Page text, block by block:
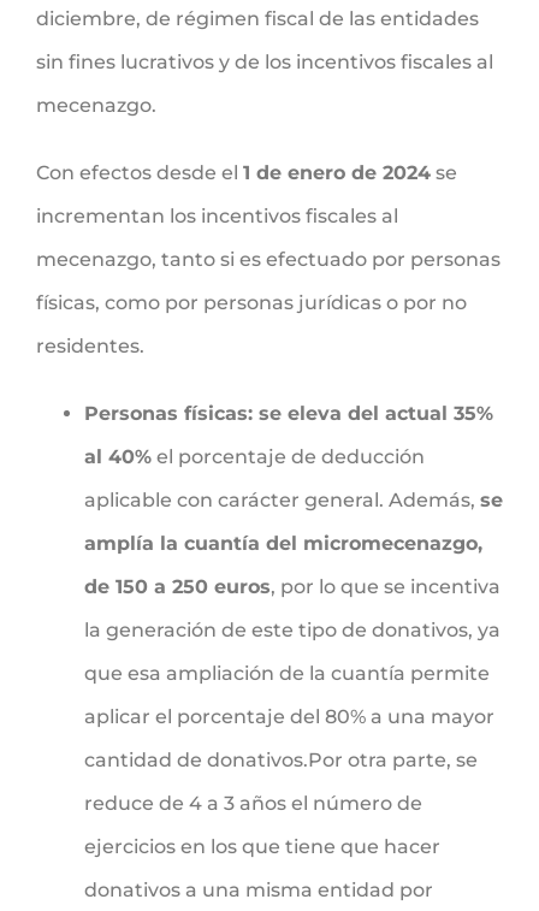
diciembre, de régimen fiscal de las entidades
sin fines lucrativos y de los incentivos fiscales al
mecenazgo.
Con efectos desde el 1 de enero de 2024 se
incrementan los incentivos fiscales al
mecenazgo, tanto si es efectuado por personas
físicas, como por personas jurídicas o por no
residentes.
Personas físicas: se eleva del actual 35%
al 40% el porcentaje de deducción
aplicable con carácter general. Además, se
amplía la cuantía del micromecenazgo,
de 150 a 250 euros, por lo que se incentiva
la generación de este tipo de donativos, ya
que esa ampliación de la cuantía permite
aplicar el porcentaje del 80% a una mayor
cantidad de donativos.Por otra parte, se
reduce de 4 a 3 años el número de
ejercicios en los que tiene que hacer
donativos a una misma entidad por